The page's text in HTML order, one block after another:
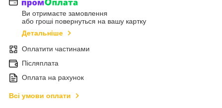
Ви отримаєте замовлення
або гроші повернуться на вашу картку
Детальніше
Оплатити частинами
Післяплата
Оплата на рахунок
Всі умови оплати